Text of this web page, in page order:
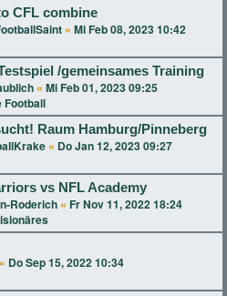
CFL combine
« Mi Feb 08, 2023 10:42
/gemeinsames Training
« Mi Feb 01, 2023 09:25
Football
Raum Hamburg/Pinneberg
« Do Jan 12, 2023 09:27
vs NFL Academy
Roderich « Fr Nov 11, 2022 18:24
« Do Sep 15, 2022 10:34